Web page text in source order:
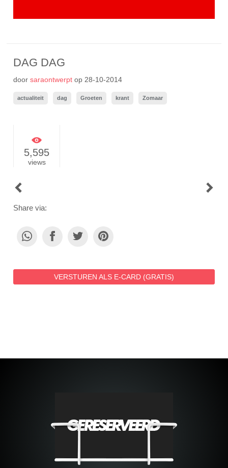
DAG DAG
doorsaraontwerpt op 28-10-2014
actualiteit dag Groeten krant Zomaar
5,595
views
POST
Share via:
VERSTUREN ALS E-CARD (GRATIS)